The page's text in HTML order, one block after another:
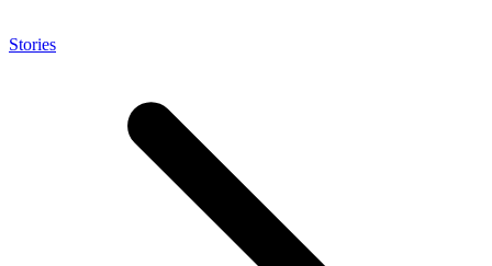
Stories